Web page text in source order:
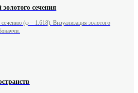
сечения
(φ = 1.618). Визуализация золотого